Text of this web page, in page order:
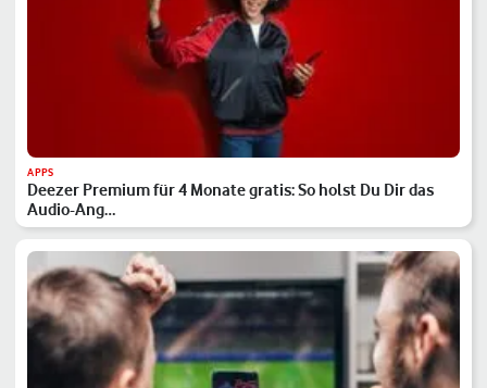
APPS
Deezer Premium für 4 Monate gratis: So holst Du Dir das
Audio-Ang…